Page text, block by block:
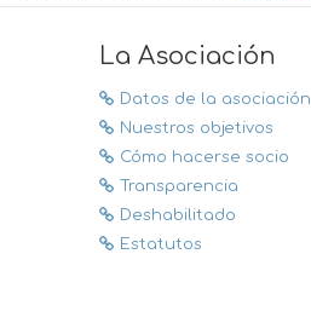
La Asociación
Datos de la asociación
Nuestros objetivos
Cómo hacerse socio
Transparencia
Deshabilitado
Estatutos